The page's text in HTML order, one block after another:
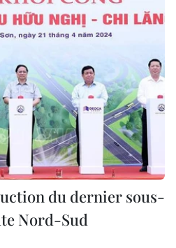
du dernier sous-
Nord-Sud